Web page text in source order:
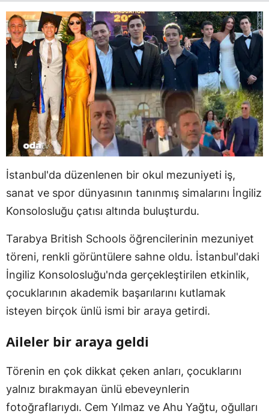
İstanbul'da düzenlenen bir okul mezuniyeti iş,
sanat ve spor dünyasının tanınmış simalarını İngiliz
Konsolosluğu çatısı altında buluşturdu.
Tarabya British Schools öğrencilerinin mezuniyet
töreni, renkli görüntülere sahne oldu. İstanbul'daki
İngiliz Konsolosluğu'nda gerçekleştirilen etkinlik,
çocuklarının akademik başarılarını kutlamak
isteyen birçok ünlü ismi bir araya getirdi.
Aileler bir araya geldi
Törenin en çok dikkat çeken anları, çocuklarını
yalnız bırakmayan ünlü ebeveynlerin
fotoğraflarıydı. Cem Yılmaz ve Ahu Yağtu, oğulları